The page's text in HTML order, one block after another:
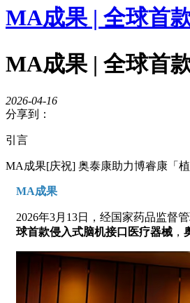
MA成果 | 全球首
MA成果 | 全球首
2026-04-16
分享到：
引言
MA成果[庆祝] 奥泰康助力博睿康「
MA成果
2026年3月13日，经国家药品监督
球首款侵入式脑机接口医疗器械 ，